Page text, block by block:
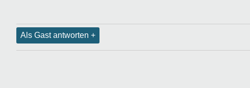
Als Gast antworten +